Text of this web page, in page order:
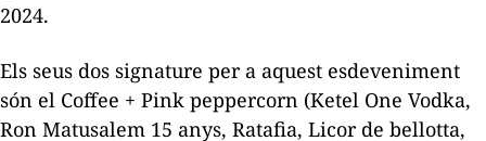
2024.
Els seus dos signature per a aquest esdeveniment
són el Coffee + Pink peppercorn (Ketel One Vodka,
Ron Matusalem 15 anys, Ratafia, Licor de bellotta,